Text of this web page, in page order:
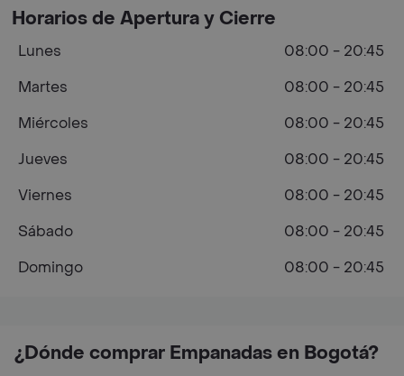
¿Dónde comprar Empanadas en Bogotá?
Horarios de Apertura y Cierre
Lunes
08:00 - 20:45
Martes
08:00 - 20:45
Miércoles
08:00 - 20:45
Jueves
08:00 - 20:45
Viernes
08:00 - 20:45
Sábado
08:00 - 20:45
Domingo
08:00 - 20:45